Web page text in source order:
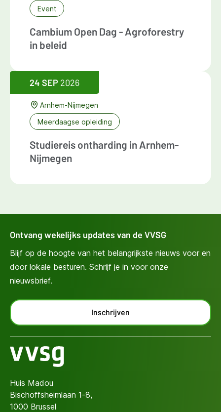
Event
Cambium Open Dag - Agroforestry
in beleid
24 SEP 2026
Arnhem-Nijmegen
Meerdaagse opleiding
Studiereis ontharding in Arnhem-
Nijmegen
Ontvang wekelijks updates van de VVSG
Blijf op de hoogte van het belangrijkste nieuws voor en
door lokale besturen. Schrijf je in voor onze
nieuwsbrief.
Inschrijven
Huis Madou
Bischoffsheimlaan 1-8,
1000 Brussel